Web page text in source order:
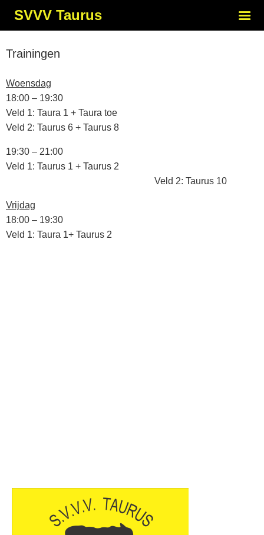
SVVV Taurus
Trainingen
Woensdag
18:00 – 19:30
Veld 1: Taura 1 + Taura toe
Veld 2: Taurus 6 + Taurus 8
19:30 – 21:00
Veld 1: Taurus 1 + Taurus 2
Veld 2: Taurus 10
Vrijdag
18:00 – 19:30
Veld 1: Taura 1+ Taurus 2